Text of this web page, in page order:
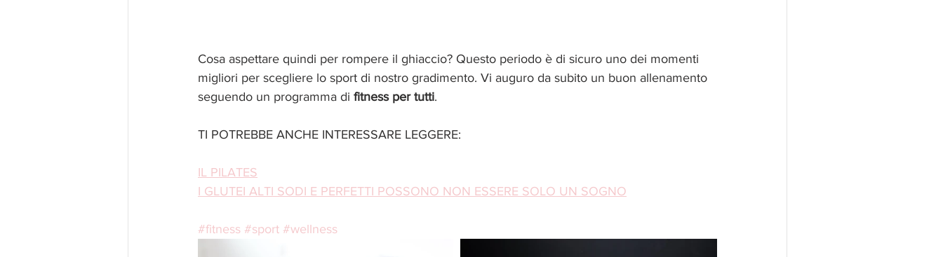
Cosa aspettare quindi per rompere il ghiaccio? Questo periodo è di sicuro uno dei momenti
migliori per scegliere lo sport di nostro gradimento. Vi auguro da subito un buon allenamento
seguendo un programma di fitness per tutti.
TI POTREBBE ANCHE INTERESSARE LEGGERE:
IL PILATES
I GLUTEI ALTI SODI E PERFETTI POSSONO NON ESSERE SOLO UN SOGNO
#fitness #sport #wellness